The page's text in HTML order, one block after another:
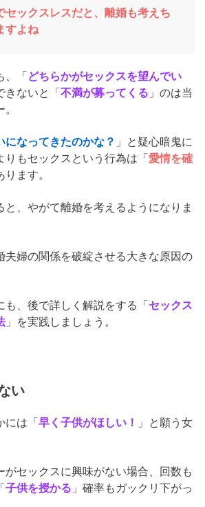
セックスレスだと、離婚も考えち
すよね
、「どちらかがセックスを望んでい
きないと「不満が募ってくる 」のは当
になってきたのかな？ 」と疑心暗鬼に
りもセックスという行為は「愛情を確
ります。
、やがて離婚を考えるようになりま
夫婦の関係を破綻させる大きな原因の
も、後で詳しく解説をする「セックス
」を実践しましょう。
い
には「早く子供がほしい！ 」と願う女
がセックスに興味がない場合、回数も
子供を授かる 」確率もガックリ下がっ